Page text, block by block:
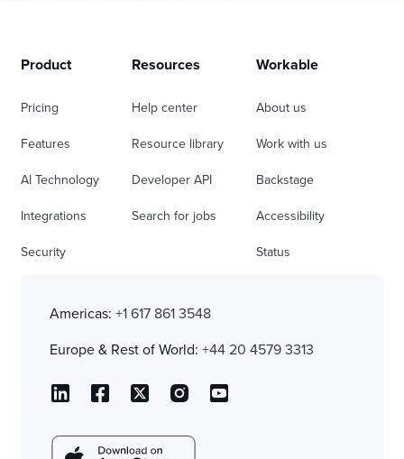
Product
Pricing
Features
AI Technology
Integrations
Security
Resources
Help center
Resource library
Developer API
Search for jobs
Workable
About us
Work with us
Backstage
Accessibility
Status
Americas: +1 617 861 3548
Europe & Rest of World: +44 20 4579 3313